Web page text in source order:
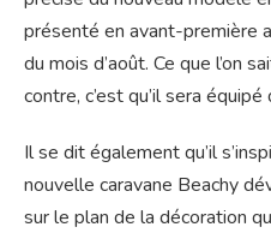
présenté en avant-première
du mois d’août. Ce que l’on
contre, c’est qu’il sera
Il se dit également qu’il
nouvelle caravane Beachy
sur le plan de la décoration